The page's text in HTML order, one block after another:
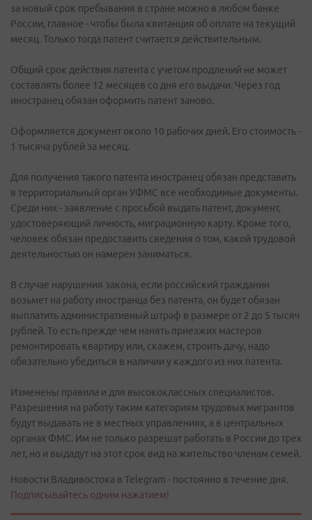
за новый срок пребывания в стране можно в любом банке
России, главное - чтобы была квитанция об оплате на текущий
месяц. Только тогда патент считается действительным.
Общий срок действия патента с учетом продлений не может
составлять более 12 месяцев со дня его выдачи. Через год
иностранец обязан оформить патент заново.
Оформляется документ около 10 рабочих дней. Его стоимость -
1 тысяча рублей за месяц.
Для получения такого патента иностранец обязан представить
в территориальный орган УФМС все необходимые документы.
Среди них - заявление с просьбой выдать патент, документ,
удостоверяющий личность, миграционную карту. Кроме того,
человек обязан предоставить сведения о том, какой трудовой
деятельностью он намерен заниматься.
В случае нарушения закона, если российский гражданин
возьмет на работу иностранца без патента, он будет обязан
выплатить административный штраф в размере от 2 до 5 тысяч
рублей. То есть прежде чем нанять приезжих мастеров
ремонтировать квартиру или, скажем, строить дачу, надо
обязательно убедиться в наличии у каждого из них патента.
Изменены правила и для высококлассных специалистов.
Разрешения на работу таким категориям трудовых мигрантов
будут выдавать не в местных управлениях, а в центральных
органах ФМС. Им не только разрешат работать в России до трех
лет, но и выдадут на этот срок вид на жительство членам семей.
Новости Владивостока в Telegram - постоянно в течение дня.
Подписывайтесь одним нажатием!